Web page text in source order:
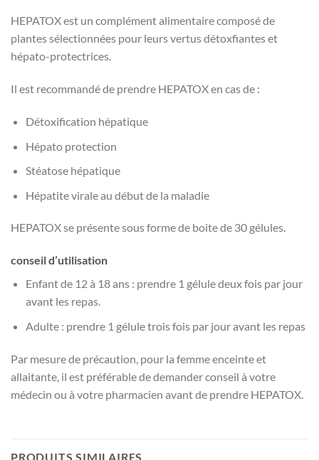
HEPATOX est un complément alimentaire composé de
plantes sélectionnées pour leurs vertus détoxfi­antes et
hépato-protectrices.
Il est recommandé de prendre HEPATOX en cas de :
Détoxification hépatique
Hépato protection
Stéatose hépatique
Hépatite virale au début de la maladie
HEPATOX se présente sous forme de boite de 30 gélules.
conseil d’utilisation
Enfant de 12 à 18 ans : prendre 1 gélule deux fois par jour
avant les repas.
Adulte : prendre 1 gélule trois fois par jour avant les repas
Par mesure de précaution, pour la femme enceinte et
allaitante, il est préférable de demander conseil à votre
médecin ou à votre pharmacien avant de prendre HEPATOX.
PRODUITS SIMILAIRES